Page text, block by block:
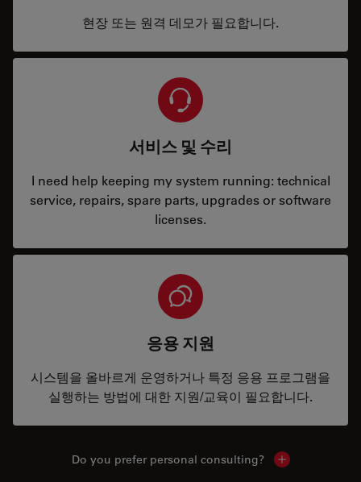
현장 또는 원격 데모가 필요합니다.
서비스 및 수리
I need help keeping my system running: technical
service, repairs, spare parts, upgrades or software
licenses.
응용 지원
시스템을 올바르게 운영하거나 특정 응용 프로그램을
실행하는 방법에 대한 지원/교육이 필요합니다.
Do you prefer personal consulting? Show local